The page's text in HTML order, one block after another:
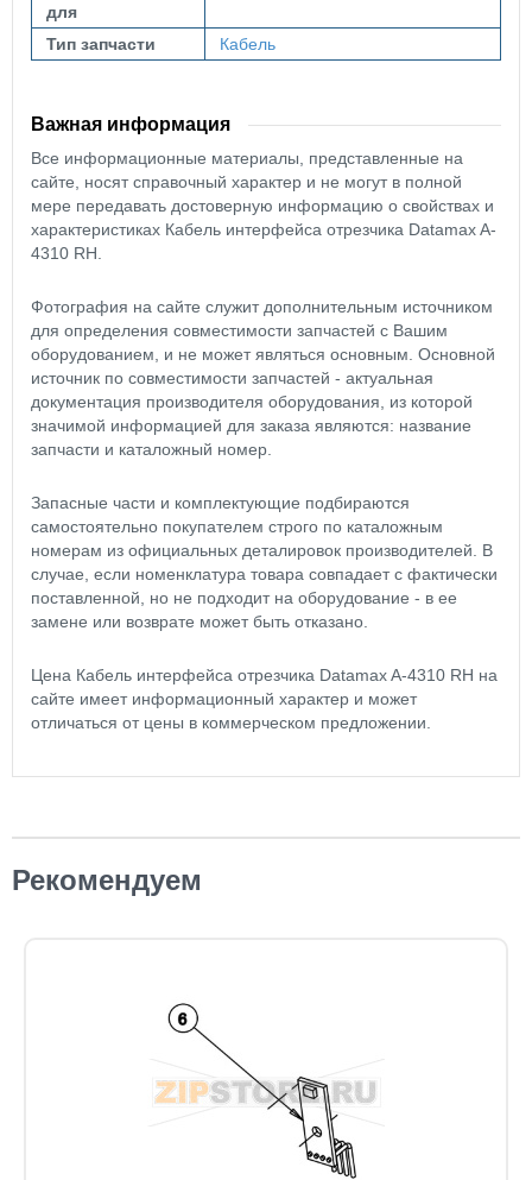
для
Тип запчасти Кабель
Важная информация
Все информационные материалы, представленные на
сайте, носят справочный характер и не могут в полной
мере передавать достоверную информацию о свойствах и
характеристиках Кабель интерфейса отрезчика Datamax A-
4310 RH.
Фотография на сайте служит дополнительным источником
для определения совместимости запчастей с Вашим
оборудованием, и не может являться основным. Основной
источник по совместимости запчастей - актуальная
документация производителя оборудования, из которой
значимой информацией для заказа являются: название
запчасти и каталожный номер.
Запасные части и комплектующие подбираются
самостоятельно покупателем строго по каталожным
номерам из официальных деталировок производителей. В
случае, если номенклатура товара совпадает с фактически
поставленной, но не подходит на оборудование - в ее
замене или возврате может быть отказано.
Цена Кабель интерфейса отрезчика Datamax A-4310 RH на
сайте имеет информационный характер и может
отличаться от цены в коммерческом предложении.
Рекомендуем